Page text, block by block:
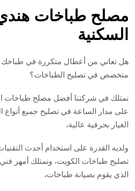
مصلح طباخات
السكنية
هل تعاني من أعطال متكررة في طباخك
متخصص في تصليح الطباخات؟
نمتلك في شركتنا أفضل مصلح طباخات
على مدار الساعة في تصليح جميع أنواع
الغيار بحرفية عالية،
ولديه القدرة على استخدام أحدث
تصليح طباخات الكويت، ونمتلك أمهر
الذي يقوم بصيانة طباخات،